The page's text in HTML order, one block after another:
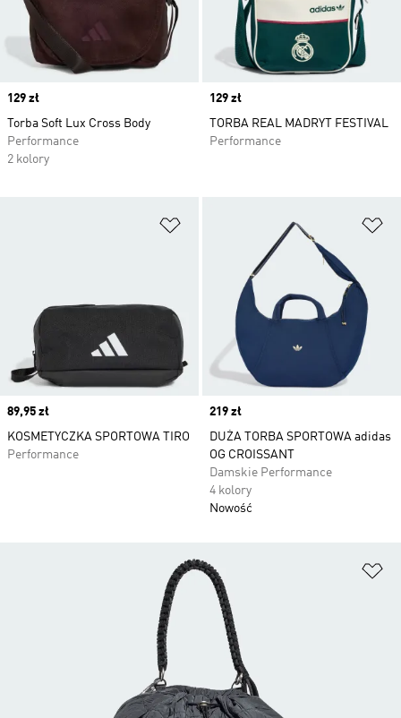
Price
129 zł
Torba Soft Lux Cross Body
Performance
2 kolory
Price
129 zł
TORBA REAL MADRYT FESTIVAL
Performance
Dodaj do listy życzeń
Price
89,95 zł
KOSMETYCZKA SPORTOWA TIRO
Performance
Price
219 zł
DUŻA TORBA SPORTOWA adidas
OG CROISSANT
Damskie Performance
4 kolory
Nowość